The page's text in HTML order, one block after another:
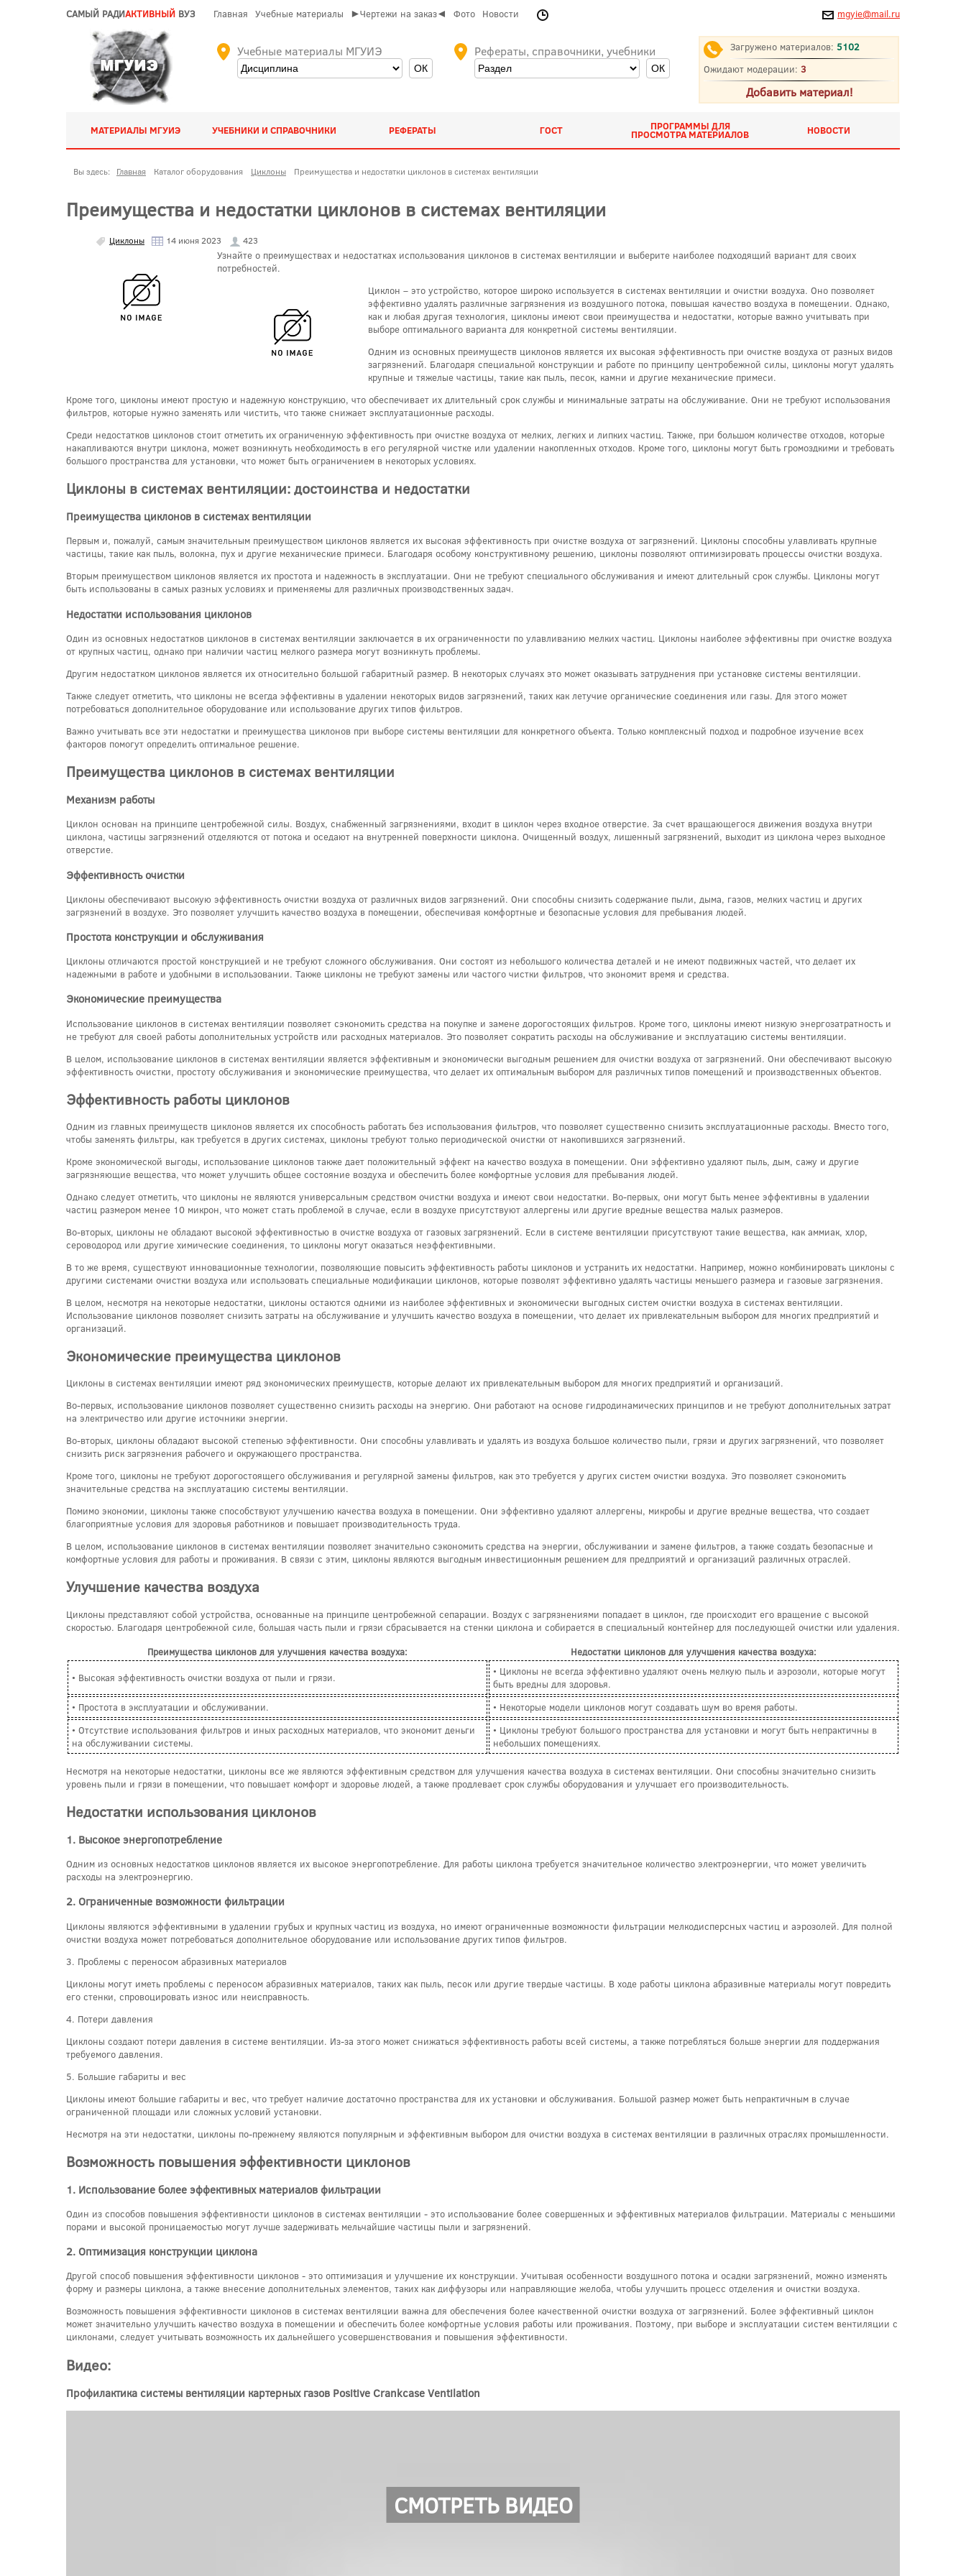
САМЫЙ РАДИАКТИВНЫЙ ВУЗ Главная Учебные материалы ►Чертежи на заказ◄ Фото Новости mgyie@mail.ru
Учебные материалы МГУИЭ Рефераты, справочники, учебники Загружено материалов: 5102
Ожидают модерации: 3
Добавить материал!
МАТЕРИАЛЫ МГУИЭ УЧЕБНИКИ И СПРАВОЧНИКИ РЕФЕРАТЫ ГОСТ ПРОГРАММЫ ДЛЯ
ПРОСМОТРА МАТЕРИАЛОВ НОВОСТИ
Вы здесь: Главная Каталог оборудования Циклоны Преимущества и недостатки циклонов в системах вентиляции
Преимущества и недостатки циклонов в системах вентиляции
Циклоны 14 июня 2023 423
Узнайте о преимуществах и недостатках использования циклонов в системах вентиляции и выберите наиболее подходящий вариант для своих
потребностей.
Циклон – это устройство, которое широко используется в системах вентиляции и очистки воздуха. Оно позволяет
эффективно удалять различные загрязнения из воздушного потока, повышая качество воздуха в помещении. Однако,
как и любая другая технология, циклоны имеют свои преимущества и недостатки, которые важно учитывать при
выборе оптимального варианта для конкретной системы вентиляции.
Одним из основных преимуществ циклонов является их высокая эффективность при очистке воздуха от разных видов
загрязнений. Благодаря специальной конструкции и работе по принципу центробежной силы, циклоны могут удалять
крупные и тяжелые частицы, такие как пыль, песок, камни и другие механические примеси.
Кроме того, циклоны имеют простую и надежную конструкцию, что обеспечивает их длительный срок службы и минимальные затраты на обслуживание. Они не требуют использования
фильтров, которые нужно заменять или чистить, что также снижает эксплуатационные расходы.
Среди недостатков циклонов стоит отметить их ограниченную эффективность при очистке воздуха от мелких, легких и липких частиц. Также, при большом количестве отходов, которые
накапливаются внутри циклона, может возникнуть необходимость в его регулярной чистке или удалении накопленных отходов. Кроме того, циклоны могут быть громоздкими и требовать
большого пространства для установки, что может быть ограничением в некоторых условиях.
Циклоны в системах вентиляции: достоинства и недостатки
Преимущества циклонов в системах вентиляции
Первым и, пожалуй, самым значительным преимуществом циклонов является их высокая эффективность при очистке воздуха от загрязнений. Циклоны способны улавливать крупные
частицы, такие как пыль, волокна, пух и другие механические примеси. Благодаря особому конструктивному решению, циклоны позволяют оптимизировать процессы очистки воздуха.
Вторым преимуществом циклонов является их простота и надежность в эксплуатации. Они не требуют специального обслуживания и имеют длительный срок службы. Циклоны могут
быть использованы в самых разных условиях и применяемы для различных производственных задач.
Недостатки использования циклонов
Один из основных недостатков циклонов в системах вентиляции заключается в их ограниченности по улавливанию мелких частиц. Циклоны наиболее эффективны при очистке воздуха
от крупных частиц, однако при наличии частиц мелкого размера могут возникнуть проблемы.
Другим недостатком циклонов является их относительно большой габаритный размер. В некоторых случаях это может оказывать затруднения при установке системы вентиляции.
Также следует отметить, что циклоны не всегда эффективны в удалении некоторых видов загрязнений, таких как летучие органические соединения или газы. Для этого может
потребоваться дополнительное оборудование или использование других типов фильтров.
Важно учитывать все эти недостатки и преимущества циклонов при выборе системы вентиляции для конкретного объекта. Только комплексный подход и подробное изучение всех
факторов помогут определить оптимальное решение.
Преимущества циклонов в системах вентиляции
Механизм работы
Циклон основан на принципе центробежной силы. Воздух, снабженный загрязнениями, входит в циклон через входное отверстие. За счет вращающегося движения воздуха внутри
циклона, частицы загрязнений отделяются от потока и оседают на внутренней поверхности циклона. Очищенный воздух, лишенный загрязнений, выходит из циклона через выходное
отверстие.
Эффективность очистки
Циклоны обеспечивают высокую эффективность очистки воздуха от различных видов загрязнений. Они способны снизить содержание пыли, дыма, газов, мелких частиц и других
загрязнений в воздухе. Это позволяет улучшить качество воздуха в помещении, обеспечивая комфортные и безопасные условия для пребывания людей.
Простота конструкции и обслуживания
Циклоны отличаются простой конструкцией и не требуют сложного обслуживания. Они состоят из небольшого количества деталей и не имеют подвижных частей, что делает их
надежными в работе и удобными в использовании. Также циклоны не требуют замены или частого чистки фильтров, что экономит время и средства.
Экономические преимущества
Использование циклонов в системах вентиляции позволяет сэкономить средства на покупке и замене дорогостоящих фильтров. Кроме того, циклоны имеют низкую энергозатратность и
не требуют для своей работы дополнительных устройств или расходных материалов. Это позволяет сократить расходы на обслуживание и эксплуатацию системы вентиляции.
В целом, использование циклонов в системах вентиляции является эффективным и экономически выгодным решением для очистки воздуха от загрязнений. Они обеспечивают высокую
эффективность очистки, простоту обслуживания и экономические преимущества, что делает их оптимальным выбором для различных типов помещений и производственных объектов.
Эффективность работы циклонов
Одним из главных преимуществ циклонов является их способность работать без использования фильтров, что позволяет существенно снизить эксплуатационные расходы. Вместо того,
чтобы заменять фильтры, как требуется в других системах, циклоны требуют только периодической очистки от накопившихся загрязнений.
Кроме экономической выгоды, использование циклонов также дает положительный эффект на качество воздуха в помещении. Они эффективно удаляют пыль, дым, сажу и другие
загрязняющие вещества, что может улучшить общее состояние воздуха и обеспечить более комфортные условия для пребывания людей.
Однако следует отметить, что циклоны не являются универсальным средством очистки воздуха и имеют свои недостатки. Во-первых, они могут быть менее эффективны в удалении
частиц размером менее 10 микрон, что может стать проблемой в случае, если в воздухе присутствуют аллергены или другие вредные вещества малых размеров.
Во-вторых, циклоны не обладают высокой эффективностью в очистке воздуха от газовых загрязнений. Если в системе вентиляции присутствуют такие вещества, как аммиак, хлор,
сероводород или другие химические соединения, то циклоны могут оказаться неэффективными.
В то же время, существуют инновационные технологии, позволяющие повысить эффективность работы циклонов и устранить их недостатки. Например, можно комбинировать циклоны с
другими системами очистки воздуха или использовать специальные модификации циклонов, которые позволят эффективно удалять частицы меньшего размера и газовые загрязнения.
В целом, несмотря на некоторые недостатки, циклоны остаются одними из наиболее эффективных и экономически выгодных систем очистки воздуха в системах вентиляции.
Использование циклонов позволяет снизить затраты на обслуживание и улучшить качество воздуха в помещении, что делает их привлекательным выбором для многих предприятий и
организаций.
Экономические преимущества циклонов
Циклоны в системах вентиляции имеют ряд экономических преимуществ, которые делают их привлекательным выбором для многих предприятий и организаций.
Во-первых, использование циклонов позволяет существенно снизить расходы на энергию. Они работают на основе гидродинамических принципов и не требуют дополнительных затрат
на электричество или другие источники энергии.
Во-вторых, циклоны обладают высокой степенью эффективности. Они способны улавливать и удалять из воздуха большое количество пыли, грязи и других загрязнений, что позволяет
снизить риск загрязнения рабочего и окружающего пространства.
Кроме того, циклоны не требуют дорогостоящего обслуживания и регулярной замены фильтров, как это требуется у других систем очистки воздуха. Это позволяет сэкономить
значительные средства на эксплуатацию системы вентиляции.
Помимо экономии, циклоны также способствуют улучшению качества воздуха в помещении. Они эффективно удаляют аллергены, микробы и другие вредные вещества, что создает
благоприятные условия для здоровья работников и повышает производительность труда.
В целом, использование циклонов в системах вентиляции позволяет значительно сэкономить средства на энергии, обслуживании и замене фильтров, а также создать безопасные и
комфортные условия для работы и проживания. В связи с этим, циклоны являются выгодным инвестиционным решением для предприятий и организаций различных отраслей.
Улучшение качества воздуха
Циклоны представляют собой устройства, основанные на принципе центробежной сепарации. Воздух с загрязнениями попадает в циклон, где происходит его вращение с высокой
скоростью. Благодаря центробежной силе, большая часть пыли и грязи сбрасывается на стенки циклона и собирается в специальный контейнер для последующей очистки или удаления.
Преимущества циклонов для улучшения качества воздуха:
Недостатки циклонов для улучшения качества воздуха:
• Высокая эффективность очистки воздуха от пыли и грязи.
• Циклоны не всегда эффективно удаляют очень мелкую пыль и аэрозоли, которые могут
быть вредны для здоровья.
• Простота в эксплуатации и обслуживании.
• Некоторые модели циклонов могут создавать шум во время работы.
• Отсутствие использования фильтров и иных расходных материалов, что экономит деньги
на обслуживании системы.
• Циклоны требуют большого пространства для установки и могут быть непрактичны в
небольших помещениях.
Несмотря на некоторые недостатки, циклоны все же являются эффективным средством для улучшения качества воздуха в системах вентиляции. Они способны значительно снизить
уровень пыли и грязи в помещении, что повышает комфорт и здоровье людей, а также продлевает срок службы оборудования и улучшает его производительность.
Недостатки использования циклонов
1. Высокое энергопотребление
Одним из основных недостатков циклонов является их высокое энергопотребление. Для работы циклона требуется значительное количество электроэнергии, что может увеличить
расходы на электроэнергию.
2. Ограниченные возможности фильтрации
Циклоны являются эффективными в удалении грубых и крупных частиц из воздуха, но имеют ограниченные возможности фильтрации мелкодисперсных частиц и аэрозолей. Для полной
очистки воздуха может потребоваться дополнительное оборудование или использование других типов фильтров.
3. Проблемы с переносом абразивных материалов
Циклоны могут иметь проблемы с переносом абразивных материалов, таких как пыль, песок или другие твердые частицы. В ходе работы циклона абразивные материалы могут повредить
его стенки, спровоцировать износ или неисправность.
4. Потери давления
Циклоны создают потери давления в системе вентиляции. Из-за этого может снижаться эффективность работы всей системы, а также потребляться больше энергии для поддержания
требуемого давления.
5. Большие габариты и вес
Циклоны имеют большие габариты и вес, что требует наличие достаточно пространства для их установки и обслуживания. Большой размер может быть непрактичным в случае
ограниченной площади или сложных условий установки.
Несмотря на эти недостатки, циклоны по-прежнему являются популярным и эффективным выбором для очистки воздуха в системах вентиляции в различных отраслях промышленности.
Возможность повышения эффективности циклонов
1. Использование более эффективных материалов фильтрации
Один из способов повышения эффективности циклонов в системах вентиляции - это использование более совершенных и эффективных материалов фильтрации. Материалы с меньшими
порами и высокой проницаемостью могут лучше задерживать мельчайшие частицы пыли и загрязнений.
2. Оптимизация конструкции циклона
Другой способ повышения эффективности циклонов - это оптимизация и улучшение их конструкции. Учитывая особенности воздушного потока и осадки загрязнений, можно изменять
форму и размеры циклона, а также внесение дополнительных элементов, таких как диффузоры или направляющие желоба, чтобы улучшить процесс отделения и очистки воздуха.
Возможность повышения эффективности циклонов в системах вентиляции важна для обеспечения более качественной очистки воздуха от загрязнений. Более эффективный циклон
может значительно улучшить качество воздуха в помещении и обеспечить более комфортные условия работы или проживания. Поэтому, при выборе и эксплуатации систем вентиляции с
циклонами, следует учитывать возможность их дальнейшего усовершенствования и повышения эффективности.
Видео:
Профилактика системы вентиляции картерных газов Positive Crankcase Ventilation
СМОТРЕТЬ ВИДЕО